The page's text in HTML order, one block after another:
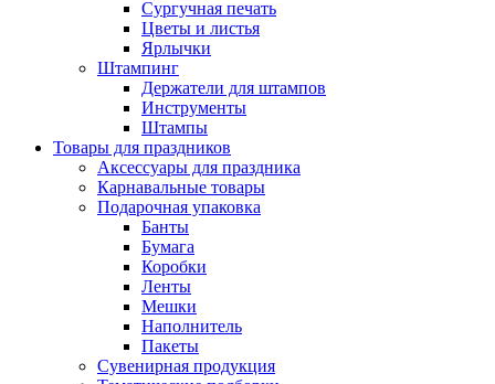
Сургучная печать
Цветы и листья
Ярлычки
Штампинг
Держатели для штампов
Инструменты
Штампы
Товары для праздников
Аксессуары для праздника
Карнавальные товары
Подарочная упаковка
Банты
Бумага
Коробки
Ленты
Мешки
Наполнитель
Пакеты
Сувенирная продукция